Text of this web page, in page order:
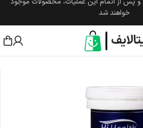
خواهند شد